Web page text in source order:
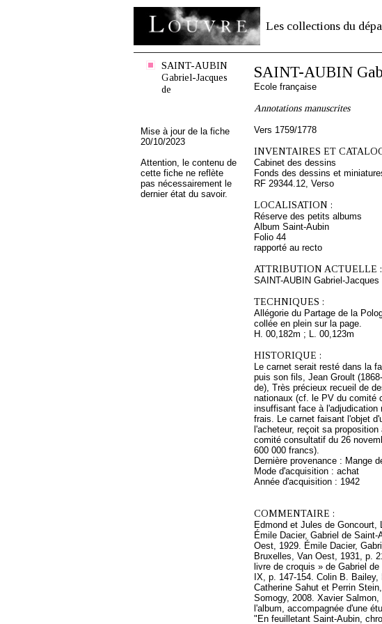
Les collections du
SAINT-AUBIN
Gabriel-Jacques
de
Mise à jour de la fiche
20/10/2023
Attention, le contenu de
cette fiche ne reflète
pas nécessairement le
dernier état du savoir.
SAINT-AUBIN
Ecole française
Annotations manuscrites
Vers 1759/1778
INVENTAIRES ET
Cabinet des dessins
Fonds des dessins et
RF 29344.12, Verso
LOCALISATION :
Réserve des petits albums
Album Saint-Aubin
Folio 44
rapporté au recto
ATTRIBUTION ACTUELLE :
SAINT-AUBIN Gabriel-Jacques
TECHNIQUES :
Allégorie du Partage de la
collée en plein sur la page.
H. 00,182m ; L. 00,123m
HISTORIQUE :
Le carnet serait resté dans la
puis son fils, Jean Groult
de), Très précieux recueil de
nationaux (cf. le PV du comité
insuffisant face à l'adjudication
frais. Le carnet faisant l'objet
l'acheteur, reçoit sa
comité consultatif du 26
600 000 francs).
Dernière provenance : Mange
Mode d'acquisition : achat
Année d'acquisition : 1942
COMMENTAIRE :
Edmond et Jules de
Émile Dacier, Gabriel de
Oest, 1929. Émile Dacier,
Bruxelles, Van Oest, 1931, p.
livre de croquis » de Gabriel
IX, p. 147-154. Colin B.
Catherine Sahut et Perrin
Somogy, 2008. Xavier
l'album, accompagnée d'une
"En feuilletant Saint-Aubin,